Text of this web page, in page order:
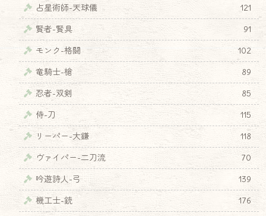
占星術師-天球儀
121
賢者-賢具
91
モンク-格闘
102
竜騎士-槍
89
忍者-双剣
85
侍-刀
115
リーパー-大鎌
118
ヴァイパー-二刀流
70
吟遊詩人-弓
139
機工士-銃
176